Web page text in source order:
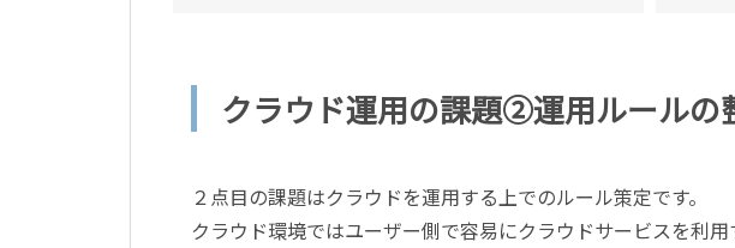
クラウド運用の課題②運用ルールの
２点目の課題はクラウドを運用する上でのルール策定です。
クラウド環境ではユーザー側で容易にクラウドサービスを利